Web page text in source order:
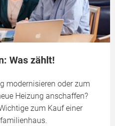
Was zählt!
modernisieren oder zum
Heizung anschaffen?
zum Kauf einer